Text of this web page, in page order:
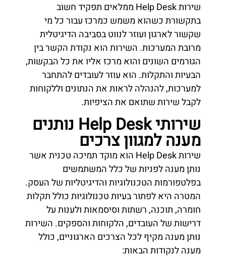
שירות Help Desk ממלאים תפקיד חשוב
בתקשורת כשהוא משמש כמרכז עבור כל מי
שקשור לארגון ועוזר לנווט בסביבה הדיגיטלית
מרובת המערכות. השירות הוא נקודת הקשר בין
הגורמים השונים והוא מרכז אליו את כל הבקשות,
הבעיות והתקלות. הוא עוזר לעובדים להתחבר
למערכות, להנהלה לראות את הנתונים וללקוחות
לקבל שירות שתואם את הציפיות.
שירותי Help Desk נותנים
מענה למגוון צרכים
שירות Help Desk הוא מוקד תמיכה טכנית אשר
נותן מענה לפניות של כלל המשתמשים
בפלטפורמות הטכנולוגיות והדיגיטליות של העסק.
המטרה היא לפתור בעיות טכנולוגיות כולל תקלות
חומרה, תוכנה, רשתות וסיסמאות ולענות על
דרישות של העובדים, הלקוחות והספקים. השירות
נותן מענה מקיף לכל הצרכים הארגוניים, כולל
מענה לנקודות הבאות: